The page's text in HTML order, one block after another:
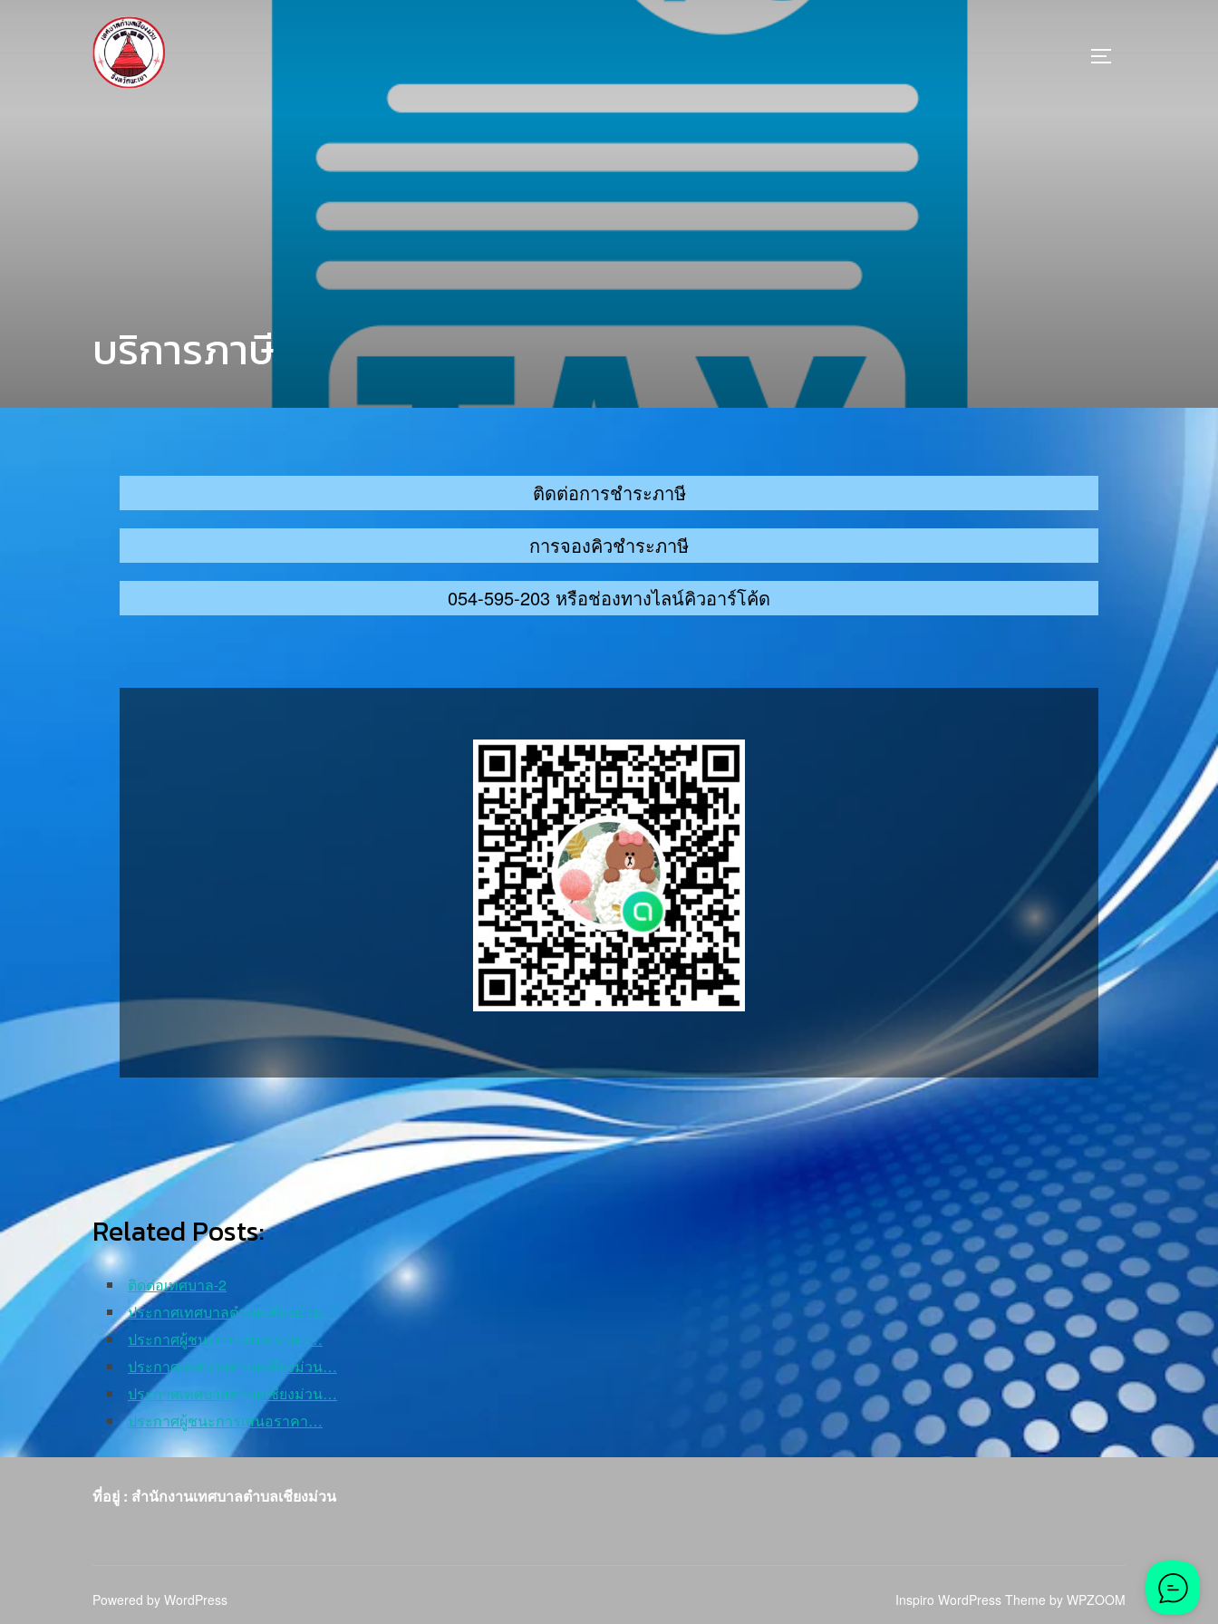
บริการภาษี
ติดต่อการชำระภาษี
การจองคิวชำระภาษี
054-595-203 หรือช่องทางไลน์คิวอาร์โค้ด
Related Posts:
ติดต่อเทศบาล-2
ประกาศเทศบาลตำบลเชียงม่วน…
ประกาศผู้ชนะการเสนอราคา…
ประกาศเทศบาลตำบลเชียงม่วน…
ประกาศเทศบาลตำบลเชียงม่วน…
ประกาศผู้ชนะการเสนอราคา…
ที่อยู่ : สำนักงานเทศบาลตำบลเชียงม่วน
Powered by WordPress Inspiro WordPress Theme by WPZOOM